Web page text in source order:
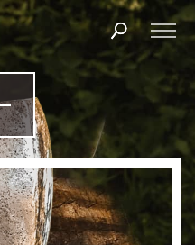
Products
search